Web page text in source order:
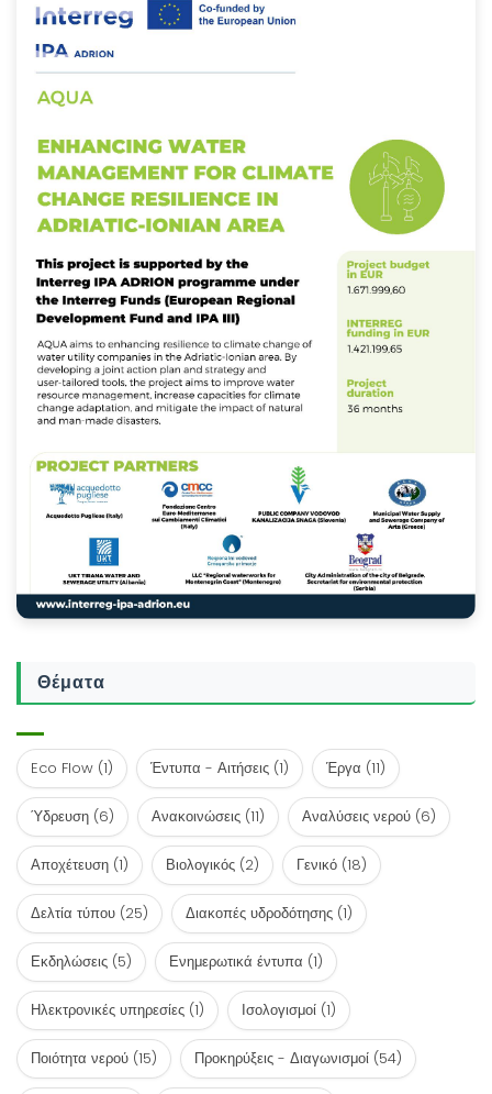
Θέματα
Eco Flow (1) Έντυπα - Αιτήσεις (1) Έργα (11)
Ύδρευση (6) Ανακοινώσεις (11) Αναλύσεις νερού (6)
Αποχέτευση (1) Βιολογικός (2) Γενικό (18)
Δελτία τύπου (25) Διακοπές υδροδότησης (1)
Εκδηλώσεις (5) Ενημερωτικά έντυπα (1)
Ηλεκτρονικές υπηρεσίες (1) Ισολογισμοί (1)
Ποιότητα νερού (15) Προκηρύξεις - Διαγωνισμοί (54)